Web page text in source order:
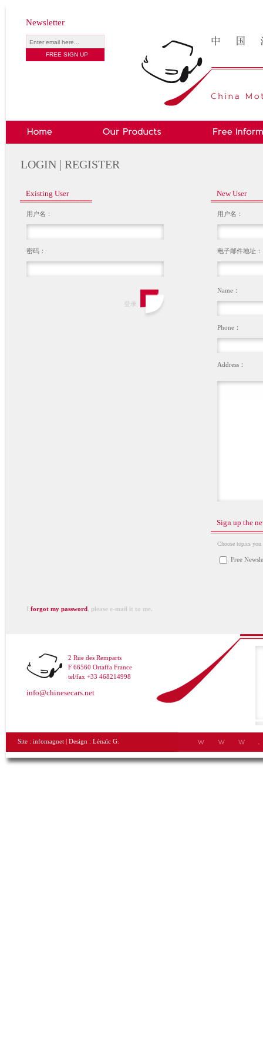
Newsletter
LOGIN | REGISTER
Existing User
用户名：
密码：
New User
用户名：
电子邮件地址：
Name：
Phone：
Address：
Sign up the
Choose topics you
Free
I forgot my password, please e-mail it to me.
2 Rue des Remparts
F 66560 Ortaffa France
tel/fax +33 468214998
info@chinesecars.net
Site : infomagnet | Design : Lénaïc G.